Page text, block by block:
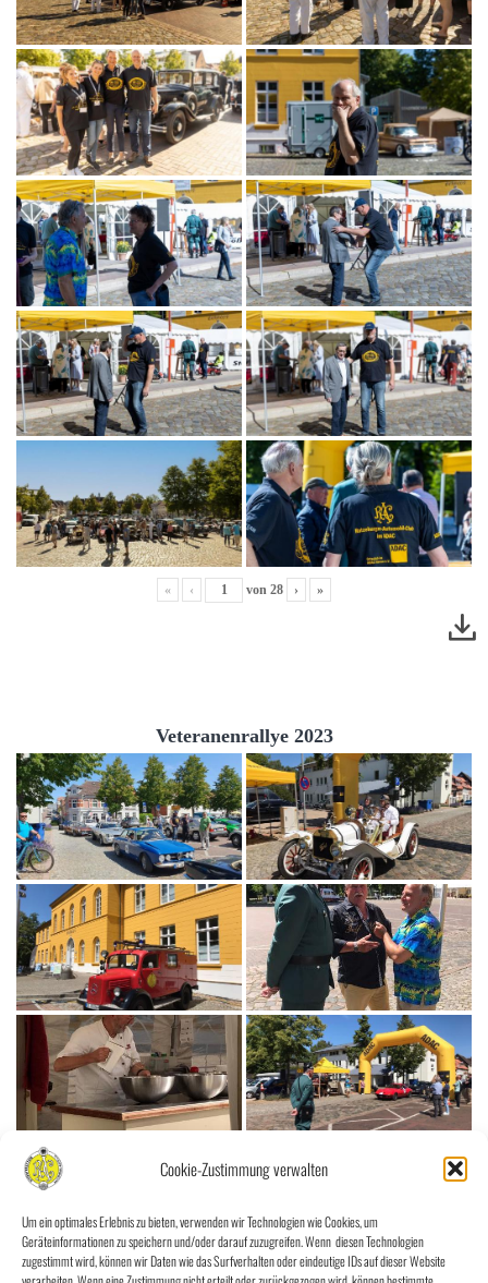
Cookie-Zustimmung verwalten
Um ein optimales Erlebnis zu bieten, verwenden wir Technologien wie Cookies, um
Geräteinformationen zu speichern und/oder darauf zuzugreifen. Wenn diesen Technologien
zugestimmt wird, können wir Daten wie das Surfverhalten oder eindeutige IDs auf dieser Website
« ‹ von 28 › »
Veteranenrallye 2023